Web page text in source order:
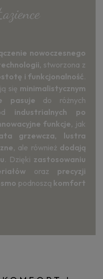
nowoczesnego
, stworzona z
i funkcjonalność.
się minimalistycznym
pasuje do różnych
industrialnych po
funkcje, jak
grzewcza, lustra
, ale również dodają
. Dzięki zastosowaniu
oraz precyzji
podnoszą komfort